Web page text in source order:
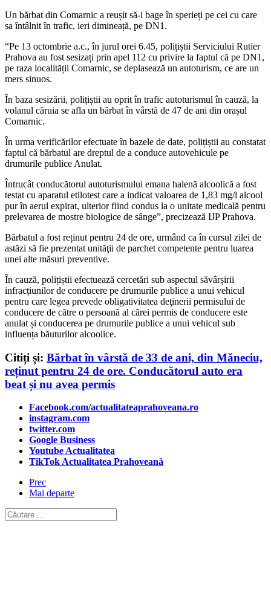
Un bărbat din Comarnic a reușit să-i bage în sperieți pe cei cu care
sa întâlnit în trafic, ieri dimineață, pe DN1.
“Pe 13 octombrie a.c., în jurul orei 6.45, polițiștii Serviciului Rutier
Prahova au fost sesizați prin apel 112 cu privire la faptul că pe DN1,
pe raza localității Comarnic, se deplasează un autoturism, ce are un
mers sinuos.
În baza sesizării, polițiștii au oprit în trafic autoturismul în cauză, la
volanul căruia se afla un bărbat în vârstă de 47 de ani din orașul
Comarnic.
În urma verificărilor efectuate în bazele de date, polițiștii au constatat
faptul că bărbatul are dreptul de a conduce autovehicule pe
drumurile publice Anulat.
Întrucât conducătorul autoturismului emana halenă alcoolică a fost
testat cu aparatul etilotest care a indicat valoarea de 1,83 mg/l alcool
pur în aerul expirat, ulterior fiind condus la o unitate medicală pentru
prelevarea de mostre biologice de sânge”, precizează IJP Prahova.
Bărbatul a fost reținut pentru 24 de ore, urmând ca în cursul zilei de
astăzi să fie prezentat unităţii de parchet competente pentru luarea
unei alte măsuri preventive.
În cauză, polițiștii efectuează cercetări sub aspectul săvârșirii
infracțiunilor de conducere pe drumurile publice a unui vehicul
pentru care legea prevede obligativitatea deţinerii permisului de
conducere de către o persoană al cărei permis de conducere este
anulat și conducerea pe drumurile publice a unui vehicul sub
influența băuturilor alcoolice.
Citiți și: Bărbat în vârstă de 33 de ani, din Măneciu,
reținut pentru 24 de ore. Conducătorul auto era
beat și nu avea permis
Facebook.com/actualitateaprahoveana.ro
instagram.com
twitter.com
Google Business
Youtube Actualitatea
TikTok Actualitatea Prahoveană
Prec
Mai departe